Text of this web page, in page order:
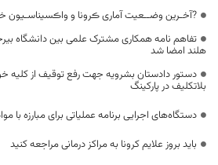
?آخـرین وضــعیت آماری ڪرونا و واڪسیناسـیون
تفاهم نامه همکاری مشترک علمی بین دانشگاه
هلند امضا شد
دستور دادستان‌ بشرویه جهت رفع توقیف از کلیه
بلاتکلیف در پارکینگ
دستگاه‌های اجرایی برنامه عملیاتی برای مبارزه با
باید بروز علایم کرونا به مراکز درمانی مراجعه کنید